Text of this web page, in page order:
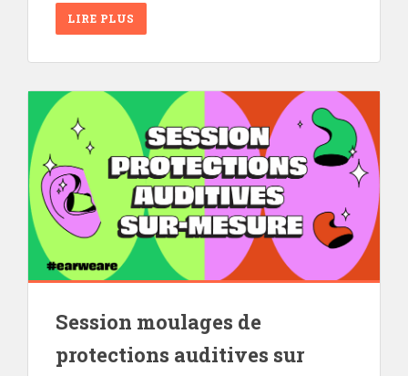
LIRE PLUS
Session moulages de
protections auditives sur